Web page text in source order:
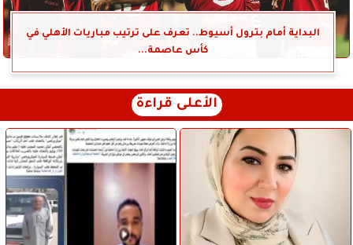
البداية أمام بترول أسيوط.. تعرف على ترتيب مباريات الأهلي في
كأس عاصمة...
الأعلى قراءة